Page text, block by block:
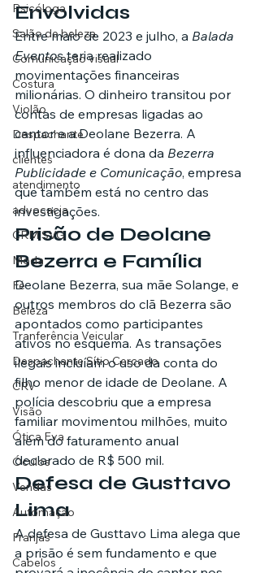
Psicóloga
Salão de beleza
Comunicação visual
Costura
Violão
Despachante
clientes
atendimento
advocacia
CRM SVG
Moda
Fé
Beleza
Tranferência Veicular
Despachante Sítio Cercado
CRV
Visão
Ótica Eva
Óculos
Vendas
Automação
Franjas
Cabelos
Envolvidas
Entre maio de 2023 e julho, a Balada
Eventos teria realizado
movimentações financeiras
milionárias. O dinheiro transitou por
contas de empresas ligadas ao
cantor e a Deolane Bezerra. A
influenciadora é dona da Bezerra
Publicidade e Comunicação, empresa
que também está no centro das
investigações.
Prisão de Deolane
Bezerra e Família
Deolane Bezerra, sua mãe Solange, e
outros membros do clã Bezerra são
apontados como participantes
ativos no esquema. As transações
ilegais incluíam o uso da conta do
filho menor de idade de Deolane. A
polícia descobriu que a empresa
familiar movimentou milhões, muito
além do faturamento anual
declarado de R$ 500 mil.
Defesa de Gusttavo
Lima
A defesa de Gusttavo Lima alega que
a prisão é sem fundamento e que